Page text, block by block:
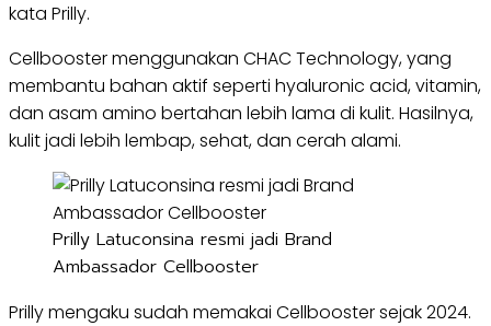
kata Prilly.
Cellbooster menggunakan CHAC Technology, yang
membantu bahan aktif seperti hyaluronic acid, vitamin,
dan asam amino bertahan lebih lama di kulit. Hasilnya,
kulit jadi lebih lembap, sehat, dan cerah alami.
Prilly Latuconsina resmi jadi Brand
Ambassador Cellbooster
Prilly mengaku sudah memakai Cellbooster sejak 2024.